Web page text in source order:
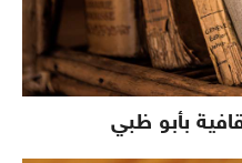
بأبو ظبي